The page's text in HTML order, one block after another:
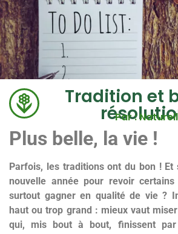
Tradition et
Par :
Plus belle, la vie !
Parfois, les traditions ont du bon !
nouvelle année pour revoir
surtout gagner en qualité de vie ?
haut ou trop grand : mieux vaut
qui, mis bout à bout, finissent